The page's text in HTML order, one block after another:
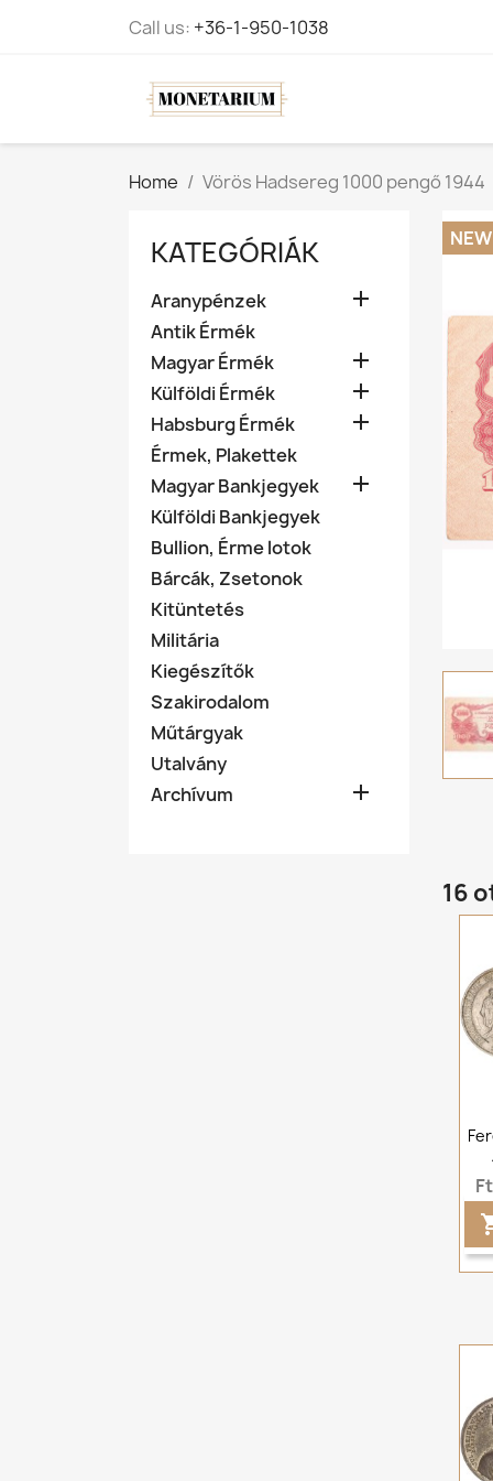
Call us: +36-1-950-1038
Home Vörös Hadsereg 1000 pengő 1944
KATEGÓRIÁK
Aranypénzek 
Antik Érmék
Magyar Érmék

Külföldi Érmék 
Habsburg Érmék 
Érmek, Plakettek
Magyar Bankjegyek

Külföldi Bankjegyek
Bullion, Érme lotok
Bárcák, Zsetonok
Kitüntetés
Militária
Kiegészítők
Szakirodalom
Műtárgyak
Utalvány
Archívum

NEW
16